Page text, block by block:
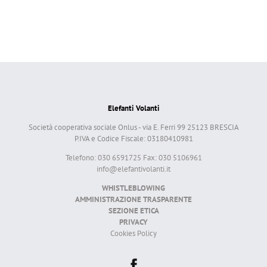
Elefanti Volanti
Società cooperativa sociale Onlus - via E. Ferri 99 25123 BRESCIA
P.IVA e Codice Fiscale: 03180410981
Telefono: 030 6591725 Fax: 030 5106961
info@elefantivolanti.it
WHISTLEBLOWING
AMMINISTRAZIONE TRASPARENTE
SEZIONE ETICA
PRIVACY
Cookies Policy